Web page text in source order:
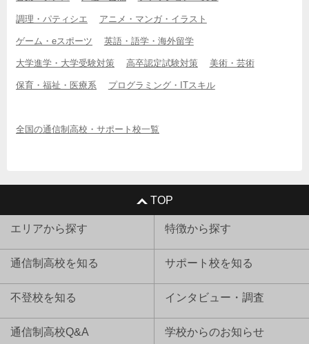
調理・パティシエ アニメ・マンガ・イラスト
ゲーム・eスポーツ 英語・語学・海外留学
大学進学・大学受験対策 高卒認定試験対策 美術・芸術
保育・福祉・医療系 プログラミング・ITスキル
全国の通信制高校・サポート校一覧
TOP
エリアから探す 特徴から探す
通信制高校を知る サポート校を知る
不登校を知る インタビュー・調査
通信制高校Q&A 学校からのお知らせ